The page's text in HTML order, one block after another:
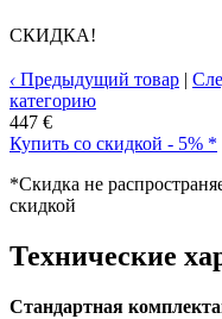
СКИДКА!
‹ Предыдущий товар |
категорию
447 €
Купить со скидкой - 5% *
*Скидка не
скидкой
Технические
Стандартная